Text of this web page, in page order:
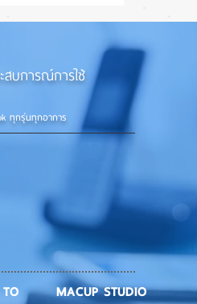
ง หันกลับมา
Pro รุ่นเก่า 📱🤳
สบการณ์การใช้
ทุกรุ่นทุกอาการ
MACUP STUDIO